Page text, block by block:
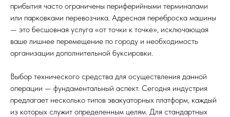
прибытия часто ограничены периферийными терминалами
или парковками перевозчика. Адресная переброска машины
— это бесшовная услуга «от точки к точке», исключающая
ваше лишнее перемещение по городу и необходимость
организации дополнительной буксировки.
Выбор технического средства для осуществления данной
операции — фундаментальный аспект. Сегодня индустрия
предлагает несколько типов эвакуаторных платформ, каждый
из которых служит определенным целям. Для стандартных